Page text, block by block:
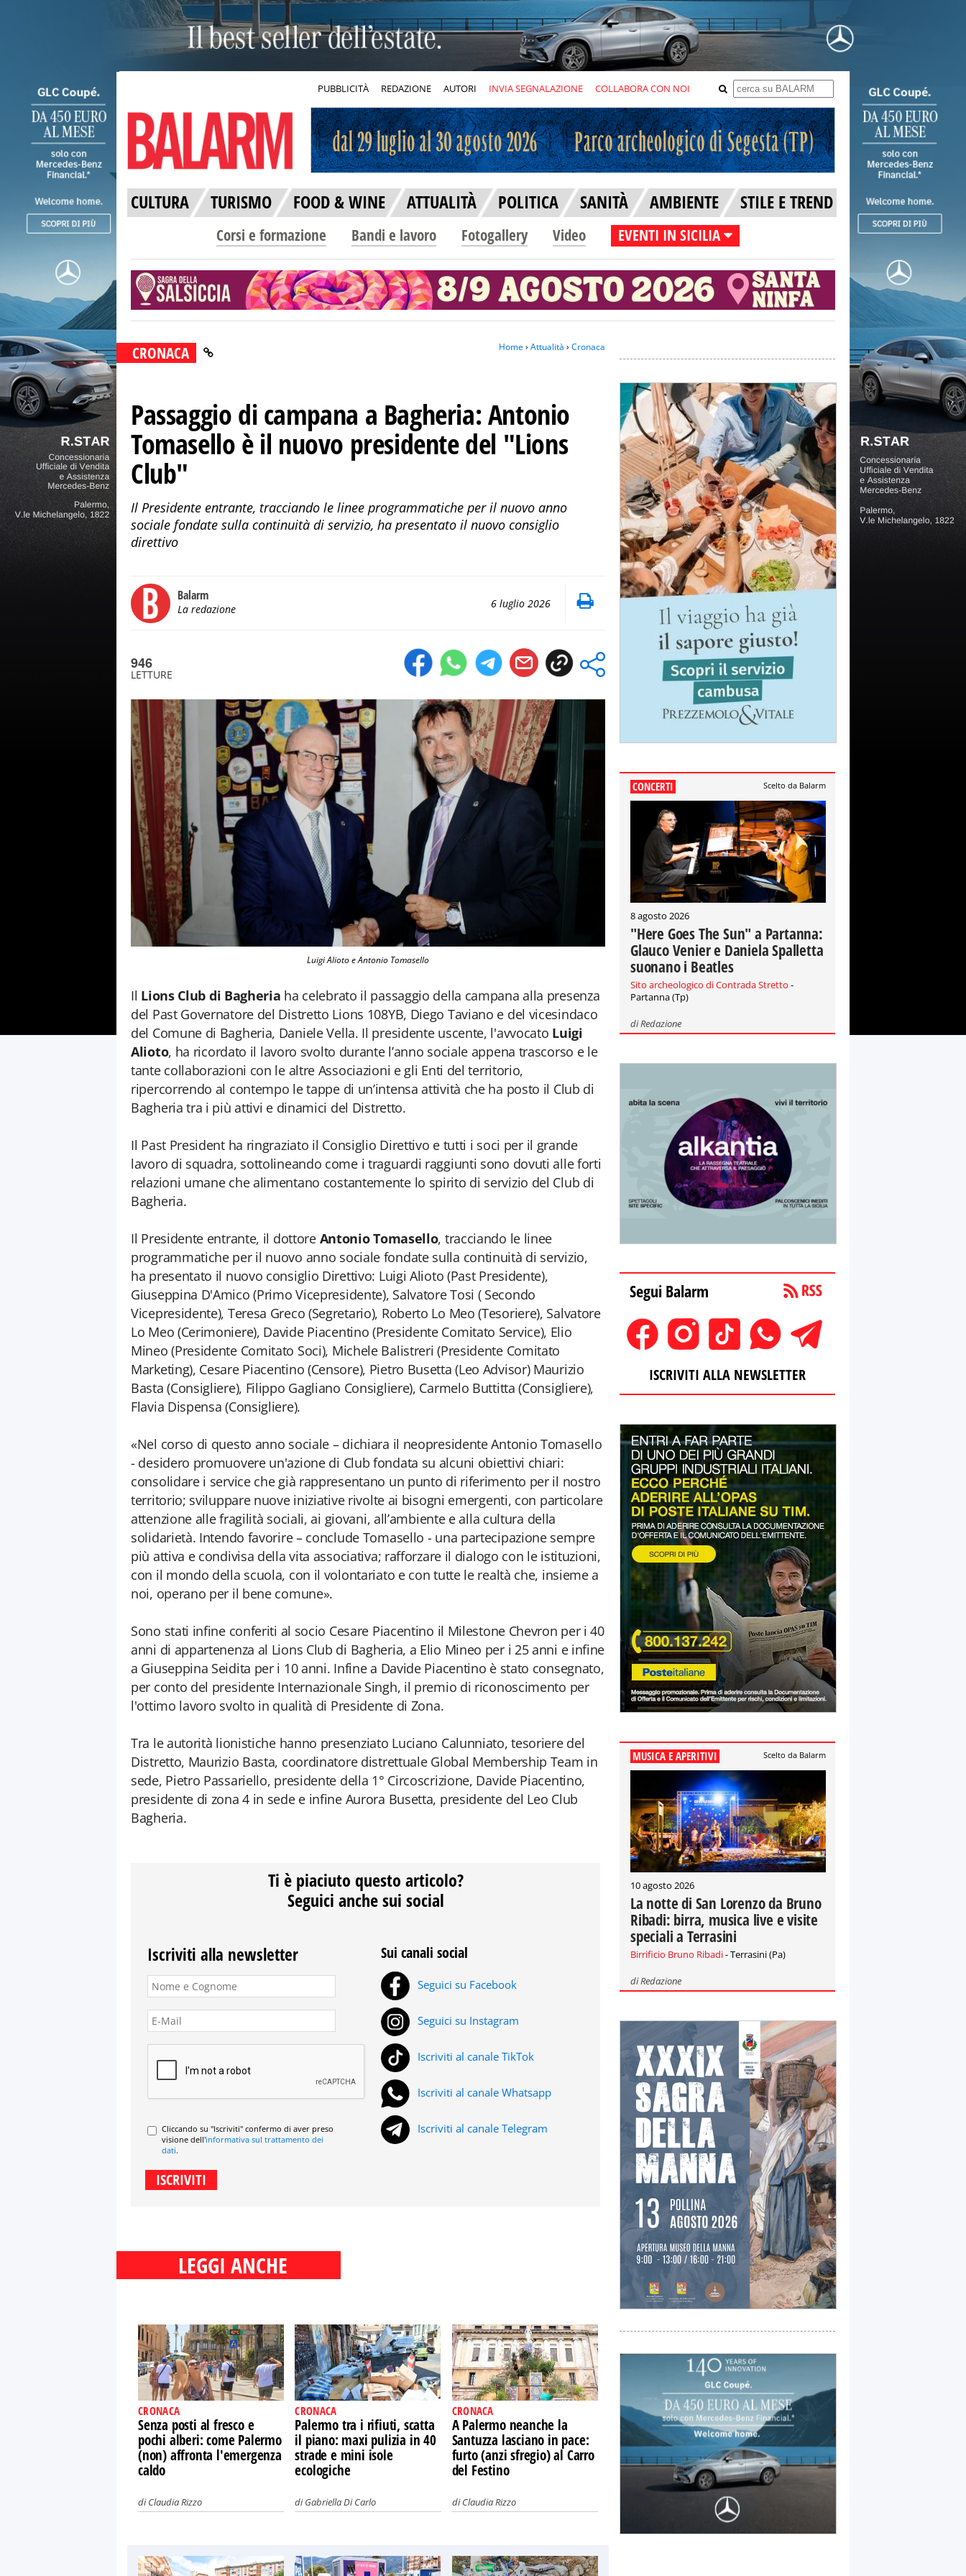
PUBBLICITÀ REDAZIONE AUTORI INVIA SEGNALAZIONE COLLABORA CON NOI
CULTURA TURISMO FOOD & WINE ATTUALITÀ POLITICA SANITÀ AMBIENTE STILE E TREND
Corsi e formazione Bandi e lavoro Fotogallery Video EVENTI IN SICILIA
CRONACA Home› Attualità › Cronaca
Passaggio di campana a Bagheria: Antonio
Tomasello è il nuovo presidente del "Lions
Club"
Il Presidente entrante, tracciando le linee programmatiche per il nuovo anno
sociale fondate sulla continuità di servizio, ha presentato il nuovo consiglio
direttivo
Balarm
La redazione 6 luglio 2026
946
LETTURE
Luigi Alioto e Antonio Tomasello
Il Lions Club di Bagheria ha celebrato il passaggio della campana alla presenza
del Past Governatore del Distretto Lions 108YB, Diego Taviano e del vicesindaco
del Comune di Bagheria, Daniele Vella. Il presidente uscente, l'avvocato Luigi
Alioto, ha ricordato il lavoro svolto durante l’anno sociale appena trascorso e le
tante collaborazioni con le altre Associazioni e gli Enti del territorio,
ripercorrendo al contempo le tappe di un’intensa attività che ha posto il Club di
Bagheria tra i più attivi e dinamici del Distretto.
Il Past President ha ringraziato il Consiglio Direttivo e tutti i soci per il grande
lavoro di squadra, sottolineando come i traguardi raggiunti sono dovuti alle forti
relazioni umane che alimentano costantemente lo spirito di servizio del Club di
Bagheria.
Il Presidente entrante, il dottore Antonio Tomasello, tracciando le linee
programmatiche per il nuovo anno sociale fondate sulla continuità di servizio,
ha presentato il nuovo consiglio Direttivo: Luigi Alioto (Past Presidente),
Giuseppina D'Amico (Primo Vicepresidente), Salvatore Tosi ( Secondo
Vicepresidente), Teresa Greco (Segretario), Roberto Lo Meo (Tesoriere), Salvatore
Lo Meo (Cerimoniere), Davide Piacentino (Presidente Comitato Service), Elio
Mineo (Presidente Comitato Soci), Michele Balistreri (Presidente Comitato
Marketing), Cesare Piacentino (Censore), Pietro Busetta (Leo Advisor) Maurizio
Basta (Consigliere), Filippo Gagliano Consigliere), Carmelo Buttitta (Consigliere),
Flavia Dispensa (Consigliere).
«Nel corso di questo anno sociale – dichiara il neopresidente Antonio Tomasello
- desidero promuovere un'azione di Club fondata su alcuni obiettivi chiari:
consolidare i service che già rappresentano un punto di riferimento per il nostro
territorio; sviluppare nuove iniziative rivolte ai bisogni emergenti, con particolare
attenzione alle fragilità sociali, ai giovani, all’ambiente e alla cultura della
solidarietà. Intendo favorire – conclude Tomasello - una partecipazione sempre
più attiva e condivisa della vita associativa; rafforzare il dialogo con le istituzioni,
con il mondo della scuola, con il volontariato e con tutte le realtà che, insieme a
noi, operano per il bene comune».
Sono stati infine conferiti al socio Cesare Piacentino il Milestone Chevron per i 40
anni di appartenenza al Lions Club di Bagheria, a Elio Mineo per i 25 anni e infine
a Giuseppina Seidita per i 10 anni. Infine a Davide Piacentino è stato consegnato,
per conto del presidente Internazionale Singh, il premio di riconoscimento per
l'ottimo lavoro svolto in qualità di Presidente di Zona.
Tra le autorità lionistiche hanno presenziato Luciano Calunniato, tesoriere del
Distretto, Maurizio Basta, coordinatore distrettuale Global Membership Team in
sede, Pietro Passariello, presidente della 1° Circoscrizione, Davide Piacentino,
presidente di zona 4 in sede e infine Aurora Busetta, presidente del Leo Club
Bagheria.
Ti è piaciuto questo articolo?
Seguici anche sui social
Iscriviti alla newsletter
Cliccando su "Iscriviti" confermo di aver preso
visione dell'informativa sul trattamento dei
dati.
Sui canali social
Seguici su Facebook
Seguici su Instagram
Iscriviti al canale TikTok
Iscriviti al canale Whatsapp
Iscriviti al canale Telegram
LEGGI ANCHE
CRONACA
Senza posti al fresco e
pochi alberi: come Palermo
(non) affronta l'emergenza
caldo
diClaudia Rizzo
CRONACA
Palermo tra i rifiuti, scatta
il piano: maxi pulizia in 40
strade e mini isole
ecologiche
diGabriella Di Carlo
CRONACA
A Palermo neanche la
Santuzza lasciano in pace:
furto (anzi sfregio) al Carro
del Festino
diClaudia Rizzo
CONCERTI Scelto da Balarm
8 agosto 2026
"Here Goes The Sun" a Partanna:
Glauco Venier e Daniela Spalletta
suonano i Beatles
Sito archeologico di Contrada Stretto -
Partanna (Tp)
diRedazione
Segui Balarm
ISCRIVITI ALLA NEWSLETTER
MUSICA E APERITIVI Scelto da Balarm
10 agosto 2026
La notte di San Lorenzo da Bruno
Ribadi: birra, musica live e visite
speciali a Terrasini
Birrificio Bruno Ribadi- Terrasini (Pa)
diRedazione